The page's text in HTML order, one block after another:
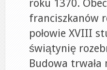
roku 1370.
franciszkanów
połowie XVIII
świątynię
Budowa